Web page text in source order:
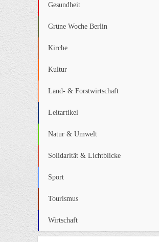
Gesundheit
Grüne Woche Berlin
Kirche
Kultur
Land- & Forstwirtschaft
Leitartikel
Natur & Umwelt
Solidarität & Lichtblicke
Sport
Tourismus
Wirtschaft